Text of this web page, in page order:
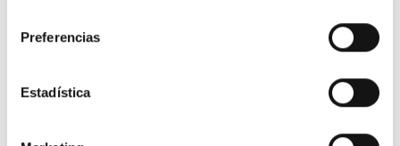
Preferencias
Estadística
pasado, el cual al ser perdonado desapa­rece?
Padre, no me dejes contemplar un pasado
que no existe. Pues Tú me has ofrecido Tu